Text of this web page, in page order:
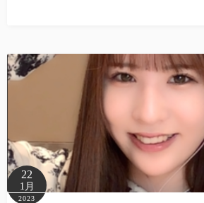
22
1月
2023